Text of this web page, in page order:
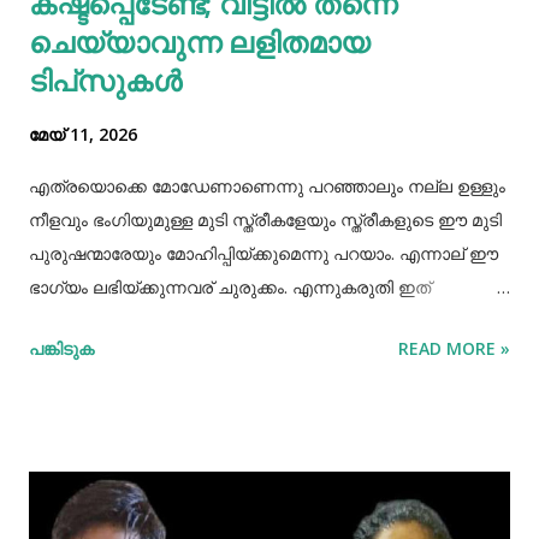
കാൽസ്യ...
ചെയ്യാവുന്ന ലളിതമായ
ടിപ്‌സുകൾ
മേയ് 11, 2026
എത്രയൊക്കെ മോഡേണാണെന്നു പറഞ്ഞാലും നല്ല ഉള്ളും
നീളവും ഭംഗിയുമുള്ള മുടി സ്ത്രീകളേയും സ്ത്രീകളുടെ ഈ മുടി
പുരുഷന്മാരേയും മോഹിപ്പിയ്ക്കുമെന്നു പറയാം. എന്നാല് ഈ
ഭാഗ്യം ലഭിയ്ക്കുന്നവര് ചുരുക്കം. എന്നുകരുതി ഇത്
സഹായിക്കുന്ന ചില വഴികളെക്കുറിച്ചറിയൂ,മുടി വളര്‍ച്ചയ്ക്ക്
ചീകുന്നത് ശരിയായ രീതിയിലല്ലെങ്കില്‍ മുടി ജട പിടിക്കാനും
പൊട്ടിപ്പോകാനുമുള്ള സാധ്യതയും കൂടും. മുടി ശരിയായി
പങ്കിടുക READ MORE »